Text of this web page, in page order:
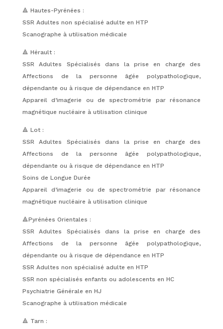
🔺 Hautes-Pyrénées :
SSR Adultes non spécialisé adulte en HTP
Scanographe à utilisation médicale
🔺 Hérault :
SSR Adultes Spécialisés dans la prise en charge des
Affections de la personne âgée polypathologique,
dépendante ou à risque de dépendance en HTP
Appareil d’imagerie ou de spectrométrie par résonance
magnétique nucléaire à utilisation clinique
🔺 Lot :
SSR Adultes Spécialisés dans la prise en charge des
Affections de la personne âgée polypathologique,
dépendante ou à risque de dépendance en HTP
Soins de Longue Durée
Appareil d’imagerie ou de spectrométrie par résonance
magnétique nucléaire à utilisation clinique
🔺Pyrénées Orientales :
SSR Adultes Spécialisés dans la prise en charge des
Affections de la personne âgée polypathologique,
dépendante ou à risque de dépendance en HTP
SSR Adultes non spécialisé adulte en HTP
SSR non spécialisés enfants ou adolescents en HC
Psychiatrie Générale en HJ
Scanographe à utilisation médicale
🔺 Tarn :